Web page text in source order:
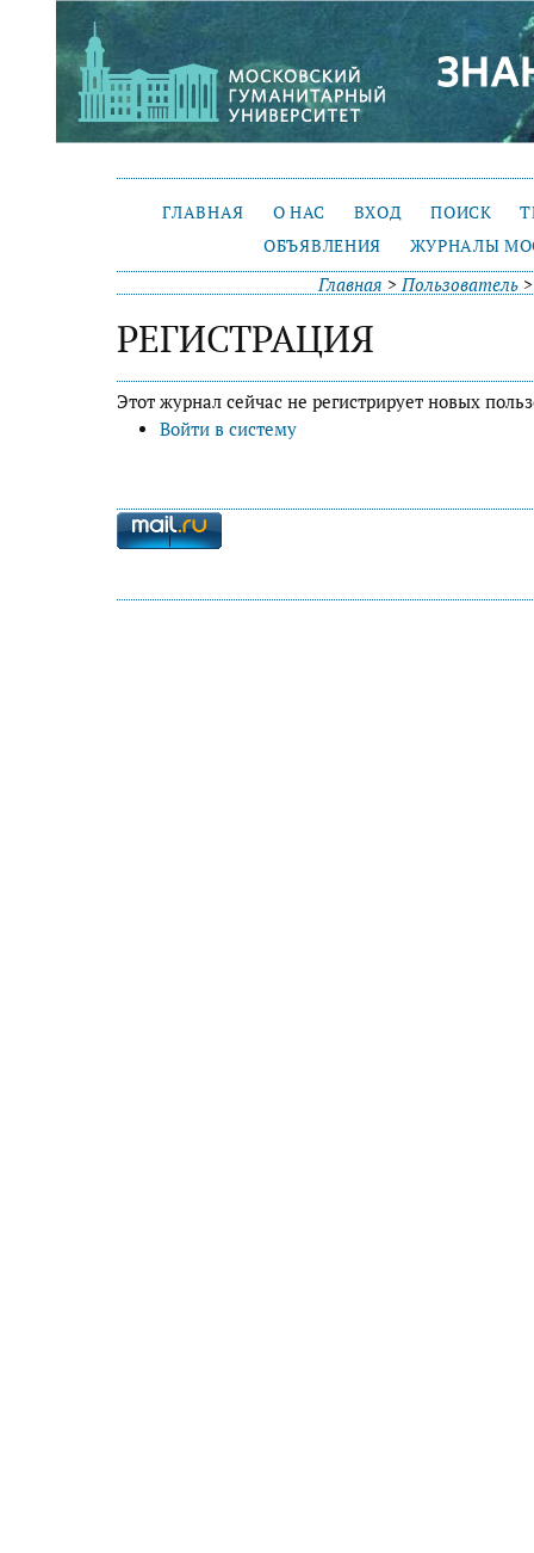
ГЛАВНАЯ О НАС ВХОД ПОИСК
ОБЪЯВЛЕНИЯ
ЖУРНАЛЫ
Главная >Пользователь
РЕГИСТРАЦИЯ
Этот журнал сейчас не регистрирует новых
Войти в систему